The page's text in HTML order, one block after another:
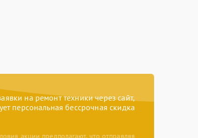
на ремонт техники через сайт,
персональная бессрочная скидка
акции предполагают, что отправляя